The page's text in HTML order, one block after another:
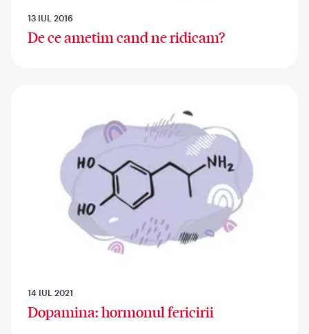
13 IUL 2016
De ce ametim cand ne ridicam?
14 IUL 2021
Dopamina: hormonul fericirii